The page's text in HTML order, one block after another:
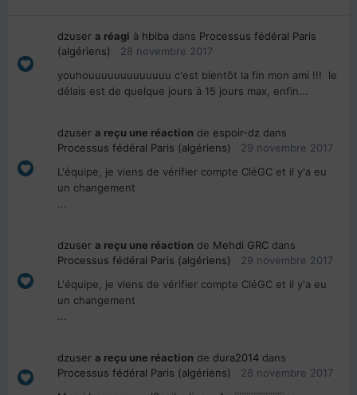
dzuser a réagi à hbiba dans Processus fédéral Paris
(algériens)
28 novembre 2017
youhouuuuuuuuuuuuu c'est bientôt la fin mon ami !!! le
délais est de quelque jours à 15 jours max, enfin...
dzuser a reçu une réaction de espoir-dz dans
Processus fédéral Paris (algériens)
29 novembre 2017
L'équipe, je viens de vérifier compte CléGC et il y'a eu
un changement
...
dzuser a reçu une réaction de Mehdi GRC dans
Processus fédéral Paris (algériens)
29 novembre 2017
L'équipe, je viens de vérifier compte CléGC et il y'a eu
un changement
...
dzuser a reçu une réaction de dura2014 dans
Processus fédéral Paris (algériens)
28 novembre 2017